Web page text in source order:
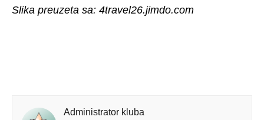
Slika preuzeta sa: 4travel26.jimdo.com
Administrator kluba